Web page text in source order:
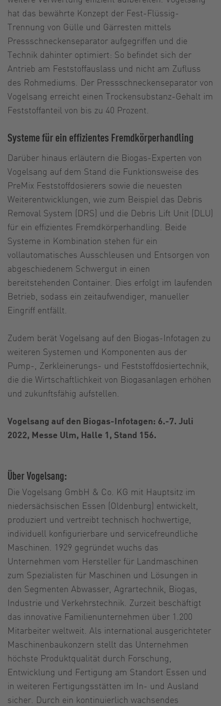
hat das bewährte Konzept der Fest-Flüssig-
Trennung von Gülle und Gärresten mittels
Pressschneckenseparator aufgegriffen und die
Technik dahinter optimiert: So befindet sich der
Antrieb am Feststoffauslass und nicht am Zufluss
des Rohmediums. Der Pressschneckenseparator von
Vogelsang erreicht einen Trockensubstanz-Gehalt im
Feststoffanteil von bis zu 40 Prozent.
Systeme für ein effizientes Fremdkörperhandling
Darüber hinaus erläutern die Biogas-Experten von
Vogelsang auf dem Stand die Funktionsweise des
PreMix Feststoffdosierers sowie die neuesten
Weiterentwicklungen, wie zum Beispiel das Debris
Removal System (DRS) und die Debris Lift Unit (DLU)
für ein effizientes Fremdkörperhandling. Beide
Systeme in Kombination stehen für ein
vollautomatisches Ausschleusen und Entsorgen von
abgeschiedenem Schwergut in einen
bereitstehenden Container. Dies erfolgt im laufenden
Betrieb, sodass ein zeitaufwendiger, manueller
Eingriff entfällt.
Zudem berät Vogelsang auf den Biogas-Infotagen zu
weiteren Systemen und Komponenten aus der
Pump-, Zerkleinerungs- und Feststoffdosiertechnik,
die die Wirtschaftlichkeit von Biogasanlagen erhöhen
und zukunftsfähig aufstellen.
Vogelsang auf den Biogas-Infotagen: 6.-7. Juli
2022, Messe Ulm, Halle 1, Stand 156.
Über Vogelsang:
Die Vogelsang GmbH & Co. KG mit Hauptsitz im
niedersächsischen Essen (Oldenburg) entwickelt,
produziert und vertreibt technisch hochwertige,
individuell konfigurierbare und servicefreundliche
Maschinen. 1929 gegründet wuchs das
Unternehmen vom Hersteller für Landmaschinen
zum Spezialisten für Maschinen und Lösungen in
den Segmenten Abwasser, Agrartechnik, Biogas,
Industrie und Verkehrstechnik. Zurzeit beschäftigt
das innovative Familienunternehmen über 1.200
Mitarbeiter weltweit. Als international ausgerichteter
Maschinenbaukonzern stellt das Unternehmen
höchste Produktqualität durch Forschung,
Entwicklung und Fertigung am Standort Essen und
in weiteren Fertigungsstätten im In- und Ausland
sicher. Durch ein kontinuierlich wachsendes